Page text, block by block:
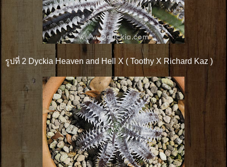
รูปที่ 2 Dyckia Heaven and Hell X ( Toothy X Richard Kaz )